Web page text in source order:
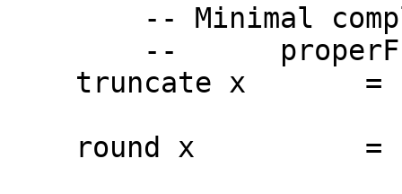
-- Minimal
--
truncate x = m
round x = let